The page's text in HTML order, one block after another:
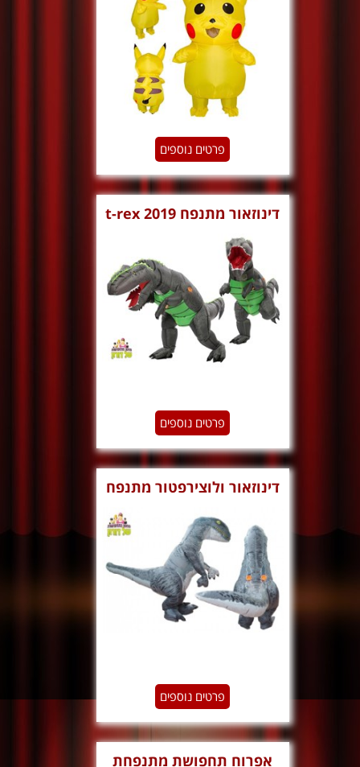
פרטים נוספים
דינוזאור מתנפח t-rex 2019
פרטים נוספים
דינוזאור ולוצירפטור מתנפח
פרטים נוספים
אפרוח תחפושת מתנפחת